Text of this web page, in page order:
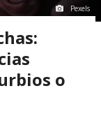
Pexels
o